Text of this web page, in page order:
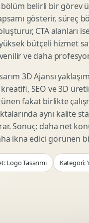
Generation Landing Page
Landing Page
Lansman Sayfasi
Test Arayuzu
Landing Page
Optimizasyonu
Page Tasarimi
Kampanya
bölüm belirli bir görev
gösterir, süreç
CTA alanları
bütçeli hizmet
ve daha
3D Ajansı
SEO ve 3D
fakat birlikte
aynı kalite
Sonuç; daha net
ikna edici görünen
Logo Tasarımı Kategori: